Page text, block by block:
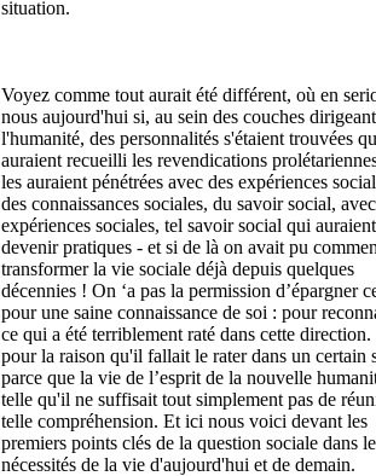
situation.
Voyez comme tout aurait été différent, où en
nous aujourd'hui si, au sein des couches
l'humanité, des personnalités s'étaient trouvées
auraient recueilli les revendications
les auraient pénétrées avec des expériences
des connaissances sociales, du savoir social,
expériences sociales, tel savoir social qui
devenir pratiques - et si de là on avait pu
transformer la vie sociale déjà depuis quelques
décennies ! On ‘a pas la permission d’épargner
pour une saine connaissance de soi : pour
ce qui a été terriblement raté dans cette direction.
pour la raison qu'il fallait le rater dans un certain
parce que la vie de l’esprit de la nouvelle
telle qu'il ne suffisait tout simplement pas de
telle compréhension. Et ici nous voici devant les
premiers points clés de la question sociale dans
nécessités de la vie d'aujourd'hui et de demain.